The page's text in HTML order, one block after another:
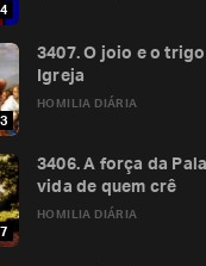
HOMILIA DIÁRIA
3407. O joio e o
Igreja
HOMILIA DIÁRIA
3406. A força da
vida de quem crê